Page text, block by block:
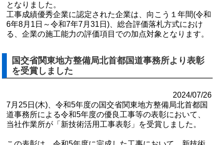
となりました。
工事成績優秀企業に認定された企業は、向こう１年間(令和
6年8月1日～令和7年7月31日)、総合評価落札方式におけ
る、企業の施工能力の評価項目での加点対象となります。
国交省関東地方整備局北首都国道事務所より表彰
を受賞しました
2024/07/26
7月25日(木)、令和5年度の国交省関東地方整備局北首都国
道事務所による令和5年度の優良工事等の表彰において、
当社作業所が「新技術活用工事表彰」を受賞しました。